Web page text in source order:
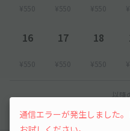
¥550 ¥550 ¥550
16
¥550
17
¥550
18
¥550
以降
通信エラーが発生しました